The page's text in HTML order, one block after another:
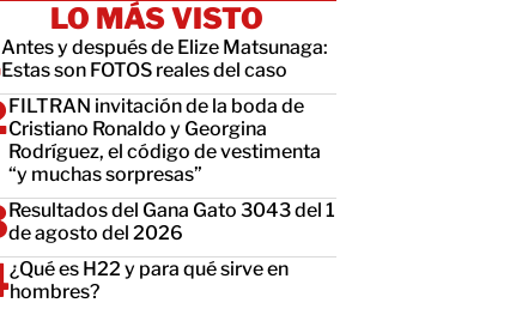
LO MÁS VISTO
Antes y después de Elize Matsunaga:
Estas son FOTOS reales del caso
FILTRAN invitación de la boda de
Cristiano Ronaldo y Georgina
Rodríguez, el código de vestimenta
“y muchas sorpresas”
Resultados del Gana Gato 3043 del 1
de agosto del 2026
¿Qué es H22 y para qué sirve en
hombres?